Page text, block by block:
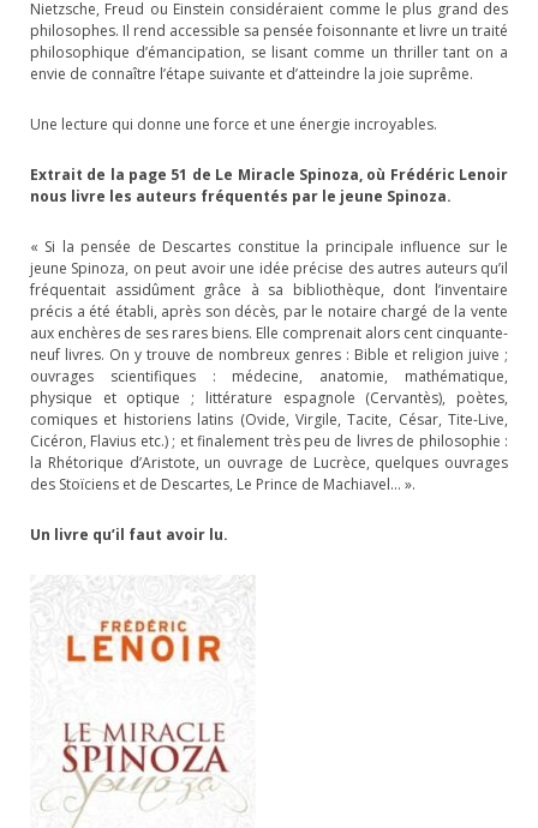
Nietzsche, Freud ou Einstein considéraient comme le plus grand des
philosophes. Il rend accessible sa pensée foisonnante et livre un traité
philosophique d’émancipation, se lisant comme un thriller tant on a
envie de connaître l’étape suivante et d’atteindre la joie suprême.
Une lecture qui donne une force et une énergie incroyables.
Extrait de la page 51 de Le Miracle Spinoza, où Frédéric Lenoir
nous livre les auteurs fréquentés par le jeune Spinoza.
« Si la pensée de Descartes constitue la principale influence sur le
jeune Spinoza, on peut avoir une idée précise des autres auteurs qu’il
fréquentait assidûment grâce à sa bibliothèque, dont l’inventaire
précis a été établi, après son décès, par le notaire chargé de la vente
aux enchères de ses rares biens. Elle comprenait alors cent cinquante-
neuf livres. On y trouve de nombreux genres : Bible et religion juive ;
ouvrages scientifiques : médecine, anatomie, mathématique,
physique et optique ; littérature espagnole (Cervantès), poètes,
comiques et historiens latins (Ovide, Virgile, Tacite, César, Tite-Live,
Cicéron, Flavius etc.) ; et finalement très peu de livres de philosophie :
la Rhétorique d’Aristote, un ouvrage de Lucrèce, quelques ouvrages
des Stoïciens et de Descartes, Le Prince de Machiavel… ».
Un livre qu’il faut avoir lu.